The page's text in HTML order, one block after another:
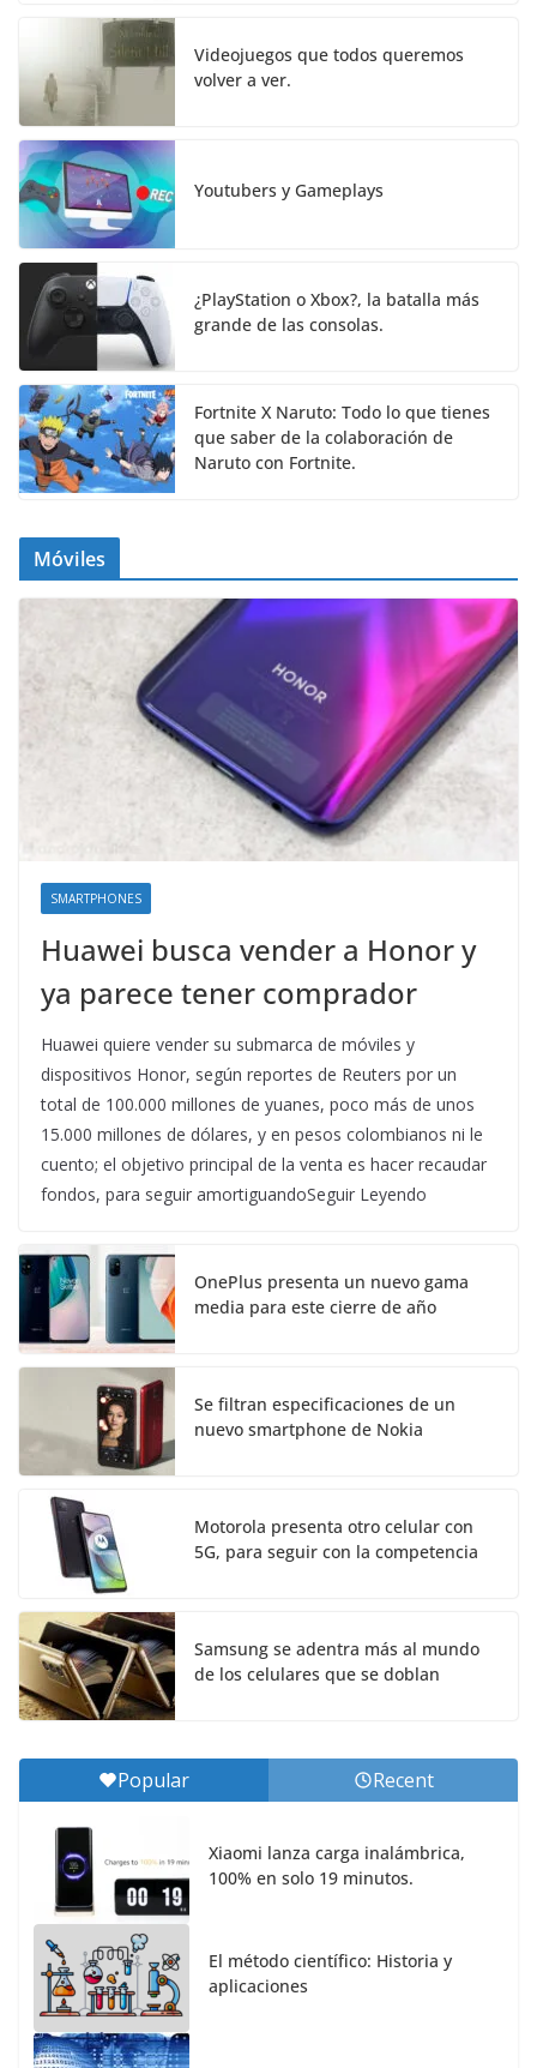
Videojuegos que todos queremos
volver a ver.
Youtubers y Gameplays
¿PlayStation o Xbox?, la batalla más
grande de las consolas.
Fortnite X Naruto: Todo lo que tienes
que saber de la colaboración de
Naruto con Fortnite.
Móviles
SMARTPHONES
Huawei busca vender a Honor y
ya parece tener comprador
Huawei quiere vender su submarca de móviles y
dispositivos Honor, según reportes de Reuters por un
total de 100.000 millones de yuanes, poco más de unos
15.000 millones de dólares, y en pesos colombianos ni le
cuento; el objetivo principal de la venta es hacer recaudar
fondos, para seguir amortiguandoSeguir Leyendo
OnePlus presenta un nuevo gama
media para este cierre de año
Se filtran especificaciones de un
nuevo smartphone de Nokia
Motorola presenta otro celular con
5G, para seguir con la competencia
Samsung se adentra más al mundo
de los celulares que se doblan
Popular Recent
Xiaomi lanza carga inalámbrica,
100% en solo 19 minutos.
El método científico: Historia y
aplicaciones